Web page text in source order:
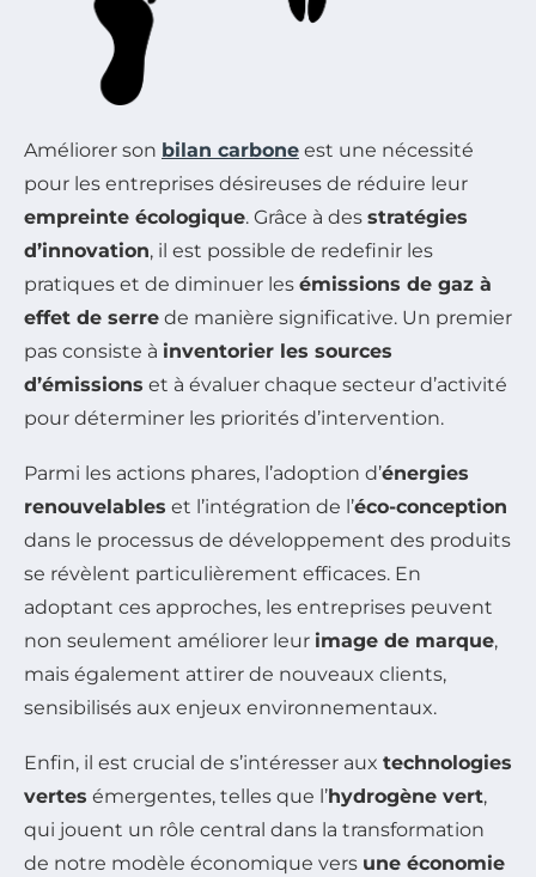
Améliorer son bilan carbone est une nécessité
pour les entreprises désireuses de réduire leur
empreinte écologique. Grâce à des stratégies
d’innovation, il est possible de redefinir les
pratiques et de diminuer les émissions de gaz à
effet de serre de manière significative. Un premier
pas consiste à inventorier les sources
d’émissions et à évaluer chaque secteur d’activité
pour déterminer les priorités d’intervention.
Parmi les actions phares, l’adoption d’énergies
renouvelables et l’intégration de l’éco-conception
dans le processus de développement des produits
se révèlent particulièrement efficaces. En
adoptant ces approches, les entreprises peuvent
non seulement améliorer leur image de marque,
mais également attirer de nouveaux clients,
sensibilisés aux enjeux environnementaux.
Enfin, il est crucial de s’intéresser aux technologies
vertes émergentes, telles que l’hydrogène vert,
qui jouent un rôle central dans la transformation
de notre modèle économique vers une économie